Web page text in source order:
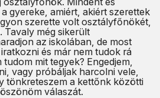
gyereke, amiért, akiért szerettek
szerette volt osztályfőnökét,
Tavaly még sikerült
az iskolában, de most
és már nem tudok rá
mit tegyek? Engedjem,
vagy próbáljak harcolni vele,
tönkreteszem a kettőnk közötti
válaszát.